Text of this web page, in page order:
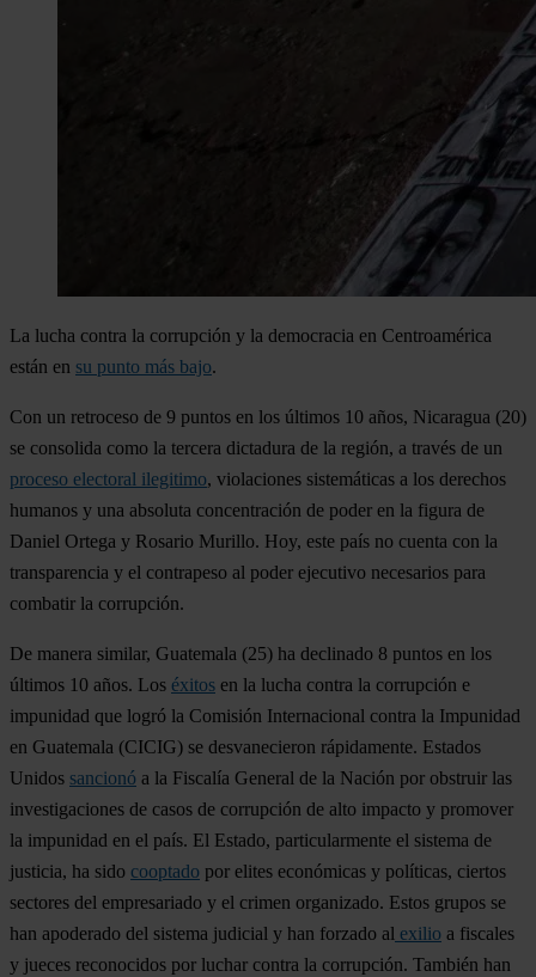
La lucha contra la corrupción y la democracia en Centroamérica
están en su punto más bajo.
Con un retroceso de 9 puntos en los últimos 10 años, Nicaragua (20)
se consolida como la tercera dictadura de la región, a través de un
proceso electoral ilegitimo, violaciones sistemáticas a los derechos
humanos y una absoluta concentración de poder en la figura de
Daniel Ortega y Rosario Murillo. Hoy, este país no cuenta con la
transparencia y el contrapeso al poder ejecutivo necesarios para
combatir la corrupción.
De manera similar, Guatemala (25) ha declinado 8 puntos en los
últimos 10 años. Los éxitos en la lucha contra la corrupción e
impunidad que logró la Comisión Internacional contra la Impunidad
en Guatemala (CICIG) se desvanecieron rápidamente. Estados
Unidos sancionó a la Fiscalía General de la Nación por obstruir las
investigaciones de casos de corrupción de alto impacto y promover
la impunidad en el país. El Estado, particularmente el sistema de
justicia, ha sido cooptado por elites económicas y políticas, ciertos
sectores del empresariado y el crimen organizado. Estos grupos se
han apoderado del sistema judicial y han forzado al exilio a fiscales
y jueces reconocidos por luchar contra la corrupción. También han